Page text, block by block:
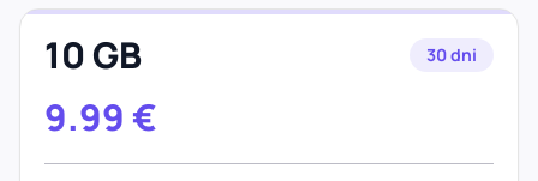
10 GB 30 dni
9.99 €